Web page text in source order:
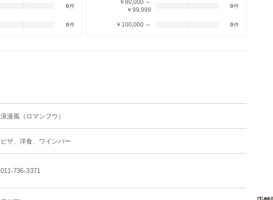
0件
0件
￥80,000 ～
￥99,999
0件
￥100,000 ～ 0件
浪漫風 （ロマンフウ）
ピザ、洋食、ワインバー
011-736-3371